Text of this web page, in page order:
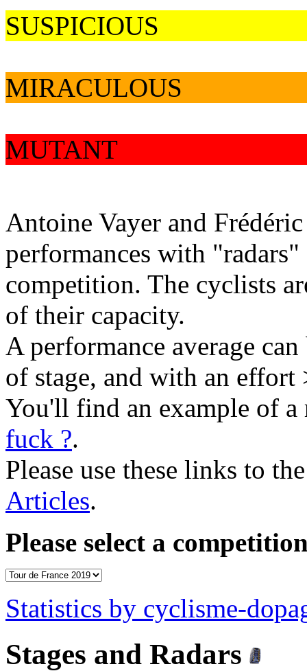
SUSPICIOUS
MIRACULOUS
MUTANT
Antoine Vayer and
performances with
competition. The cyclists
of their capacity.
A performance average
of stage, and with an effort
You'll find an example of
fuck ?.
Please use these links to
Articles.
Please select a
Statistics by cyclisme-
Stages and Radars